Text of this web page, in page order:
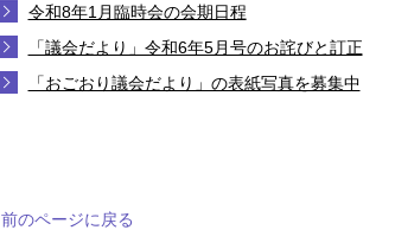
令和8年1月臨時会の会期日程
「議会だより」令和6年5月号のお詫びと訂正
「おごおり議会だより」の表紙写真を募集中
前のページに戻る